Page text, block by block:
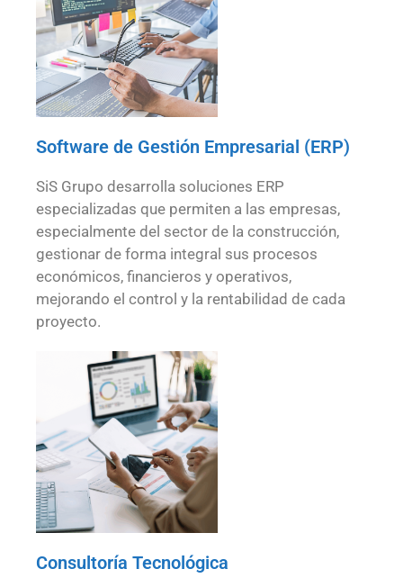
Software de Gestión Empresarial (ERP)
SiS Grupo desarrolla soluciones ERP
especializadas que permiten a las empresas,
especialmente del sector de la construcción,
gestionar de forma integral sus procesos
económicos, financieros y operativos,
mejorando el control y la rentabilidad de cada
proyecto.
Consultoría Tecnológica